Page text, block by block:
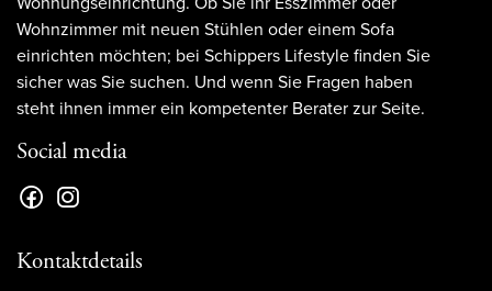
Wohnzimmer mit neuen Stühlen oder einem Sofa
einrichten möchten; bei Schippers Lifestyle finden Sie
sicher was Sie suchen. Und wenn Sie Fragen haben
steht ihnen immer ein kompetenter Berater zur Seite.
Social media
Kontaktdetails